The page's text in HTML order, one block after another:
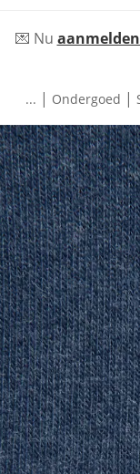
💌 Nu
... | Ondergoed |